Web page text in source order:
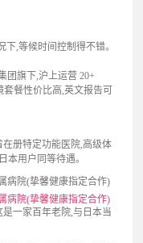
,等候时间控制得不错。
团旗下,沪上运营 20+
餐性价比高,英文报告可
在册特定功能医院,高级体
本用户同等待遇。
病院(挚馨健康指定合作)
一家百年老院,与日本当